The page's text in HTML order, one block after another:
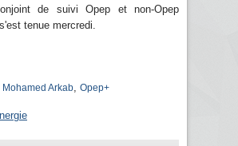
de suivi Opep et non-Opep
tenue mercredi.
Mohamed Arkab Opep+